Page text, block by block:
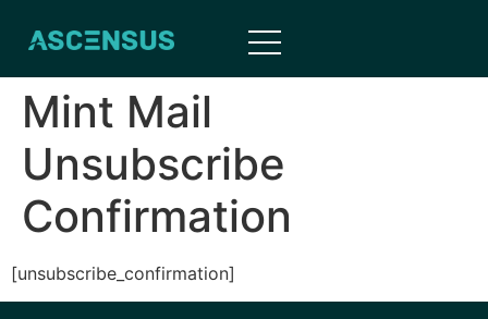
springen
Mint Mail
Unsubscribe
Confirmation
[unsubscribe_confirmation]